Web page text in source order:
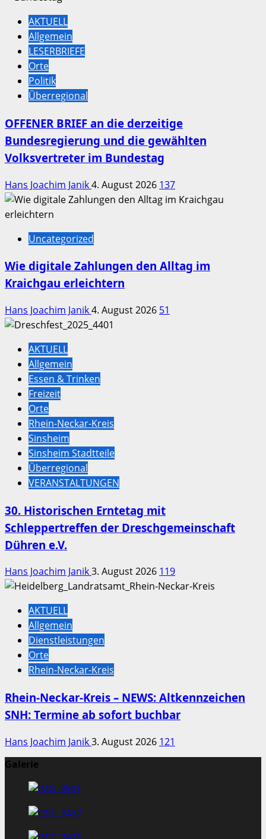
AKTUELL
Allgemein
LESERBRIEFE
Orte
Politik
Überregional
OFFENER BRIEF an die derzeitige
Bundesregierung und die gewählten
Volksvertreter im Bundestag
Hans Joachim Janik4. August 2026 137
Uncategorized
Wie digitale Zahlungen den Alltag im
Kraichgau erleichtern
Hans Joachim Janik4. August 2026 51
AKTUELL
Allgemein
Essen & Trinken
Freizeit
Orte
Rhein-Neckar-Kreis
Sinsheim
Sinsheim Stadtteile
Überregional
VERANSTALTUNGEN
30. Historischen Erntetag mit
Schleppertreffen der Dreschgemeinschaft
Dühren e.V.
Hans Joachim Janik3. August 2026 119
AKTUELL
Allgemein
Dienstleistungen
Orte
Rhein-Neckar-Kreis
Rhein-Neckar-Kreis – NEWS: Altkennzeichen
SNH: Termine ab sofort buchbar
Hans Joachim Janik3. August 2026 121
Galerie